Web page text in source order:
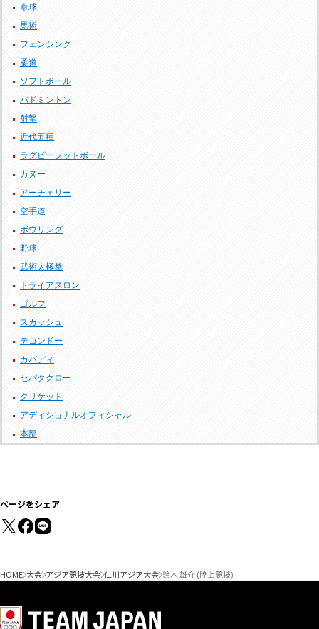
卓球
馬術
フェンシング
柔道
ソフトボール
バドミントン
射撃
近代五種
ラグビーフットボール
カヌー
アーチェリー
空手道
ボウリング
野球
武術太極拳
トライアスロン
ゴルフ
スカッシュ
テコンドー
カバディ
セパタクロー
クリケット
アディショナルオフィシャル
本部
ページをシェア
HOME 大会 アジア競技大会 仁川アジア大会 鈴木 雄介 (陸上競技)